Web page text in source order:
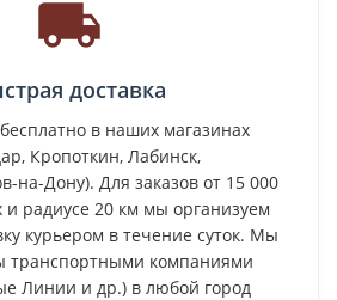
доставка
в наших магазинах
Кропоткин, Лабинск,
на-Дону). Для заказов от 15 000
и радиусе 20 км мы организуем
курьером в течение суток. Мы
транспортными компаниями
Линии и др.) в любой город